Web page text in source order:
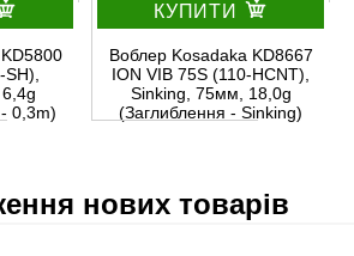
0,3m)
КУПИТИ
Воблер Kosadaka KD8667
ION VIB 75S (110-HCNT),
Sinking, 75мм, 18,0g
(Заглиблення - Sinking)
нових товарів